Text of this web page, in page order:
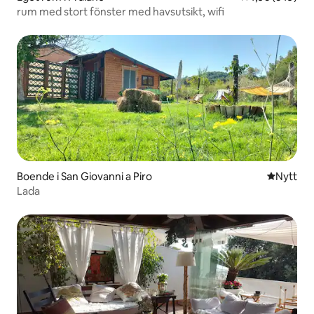
rum med stort fönster med havsutsikt, wifi
Boende i San Giovanni a Piro NyttNytt
Lada